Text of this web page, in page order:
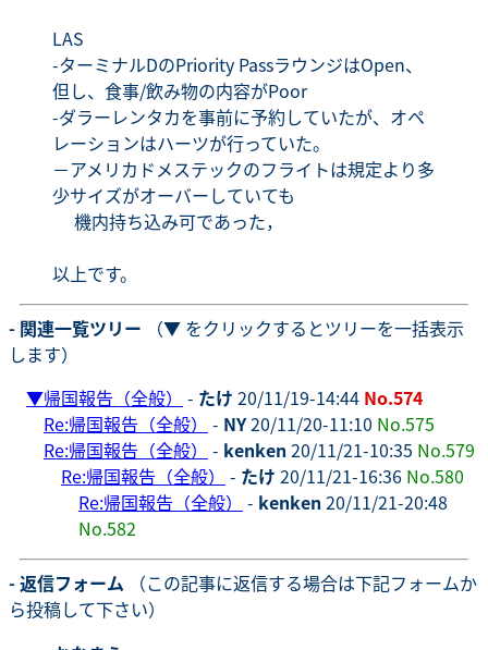
LAS
-ターミナルDのPriority PassラウンジはOpen、
但し、食事/飲み物の内容がPoor
-ダラーレンタカを事前に予約していたが、オペ
レーションはハーツが行っていた。
－アメリカドメステックのフライトは規定より多
少サイズがオーバーしていても
機内持ち込み可であった，
以上です。
- 関連一覧ツリー （▼ をクリックするとツリーを一括表示
します）
▼帰国報告（全般） - たけ 20/11/19-14:44 No.574
Re:帰国報告（全般）
- NY20/11/20-11:10 No.575
Re:帰国報告（全般）
- kenken 20/11/21-10:35 No.579
Re:帰国報告（全般）
- たけ 20/11/21-16:36 No.580
Re:帰国報告（全般）
- kenken 20/11/21-20:48
No.582
- 返信フォーム （この記事に返信する場合は下記フォームか
ら投稿して下さい）